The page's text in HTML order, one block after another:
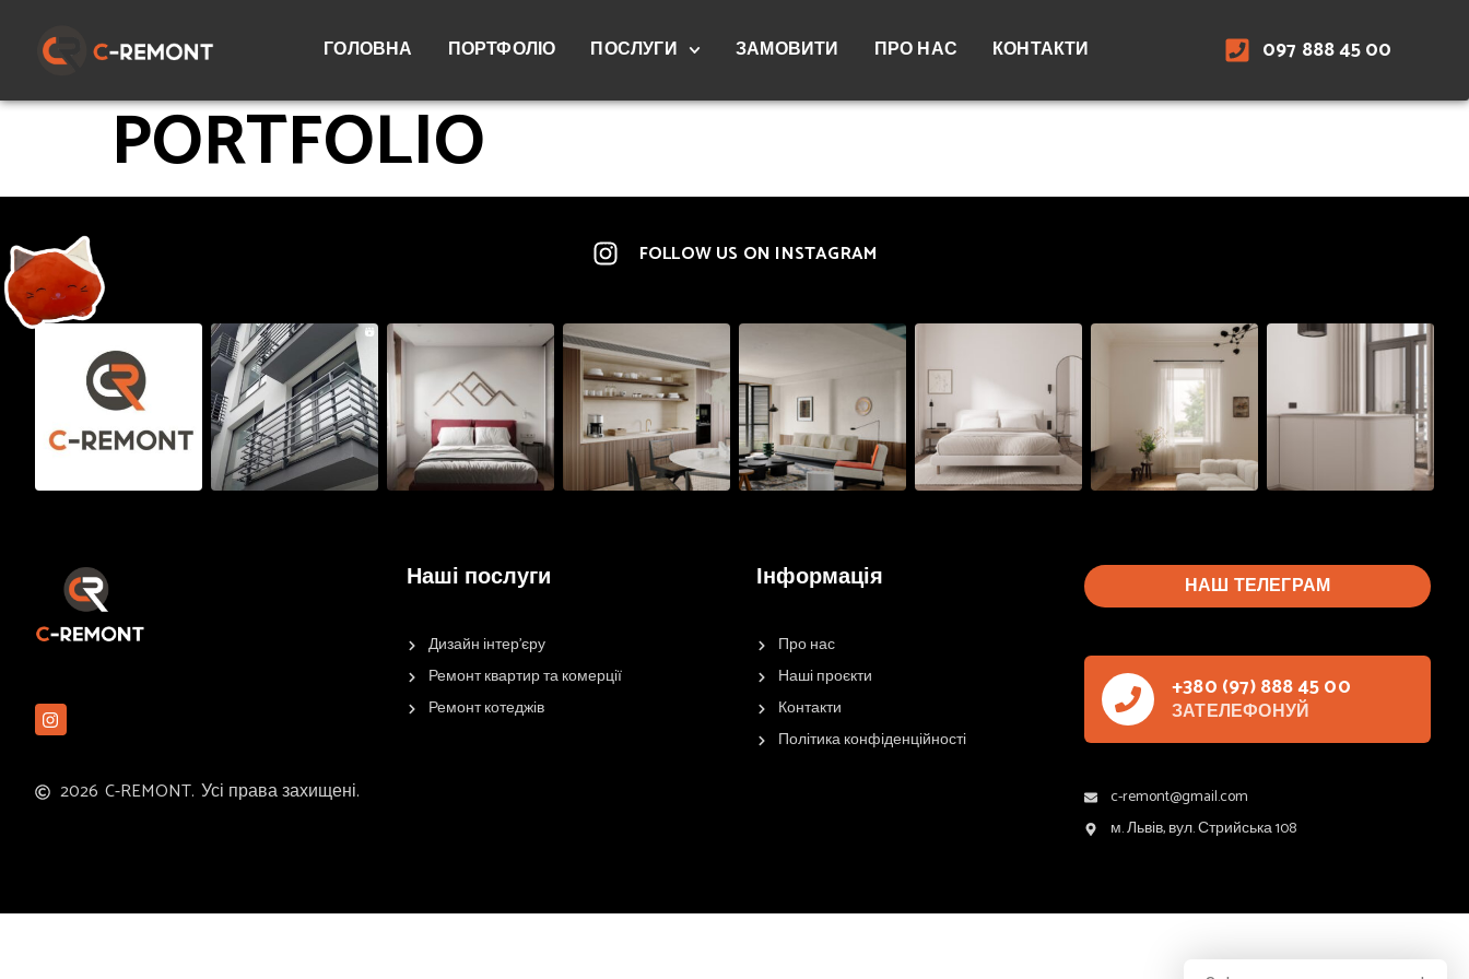
ГОЛОВНА ПОРТФОЛІО ПОСЛУГИ ЗАМОВИТИ ПРО НАС КОНТАКТИ 097 888 45 00
PORTFOLIO
FOLLOW US ON INSTAGRAM
2026 C-REMONT. Усі права захищені.
Наші послуги
Дизайн інтер'єру
Ремонт квартир та комерції
Ремонт котеджів
Інформація
Про нас
Наші проєкти
Контакти
Політика конфіденційності
НАШ ТЕЛЕГРАМ
+380 (97) 888 45 00
ЗАТЕЛЕФОНУЙ
c-remont@gmail.com
м. Львів, вул. Стрийська 108